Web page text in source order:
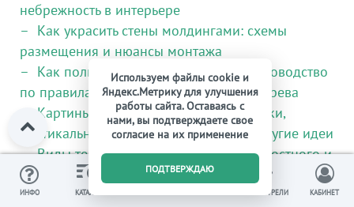
небрежность в интерьере
Как украсить стены молдингами: схемы
размещения и нюансы монтажа
Как пользоваться теплым полом: руководство
по правилам эксплуатации систем обогрева
Картины в прихожую: постеры, фрески,
вертикальные, модульные картины и другие идеи
Виды теплых полов: сравнение жидкостного и
электрического обогрева
Электрическое отопление частного дома:
ИНФО КАТАЛОГ
0
ВЫ СМОТРЕЛИ КАБИНЕТ
Используем файлы cookie и
Яндекс.Метрику для улучшения
работы сайта. Оставаясь с
нами, вы подтверждаете свое
согласие на их применение
ПОДТВЕРЖДАЮ